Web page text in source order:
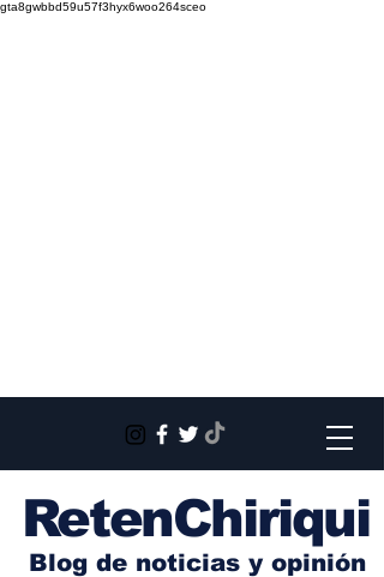
gta8gwbbd59u57f3hyx6woo264sceo
RetenChiriqui
Blog de noticias y opinión